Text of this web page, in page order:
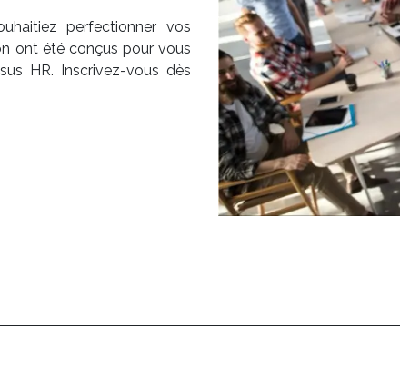
perfectionner vos
ont été conçus pour vous
HR. Inscrivez-vous dès